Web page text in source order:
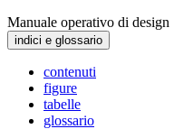
Manuale operativo di design
indici e glossario
contenuti
figure
tabelle
glossario